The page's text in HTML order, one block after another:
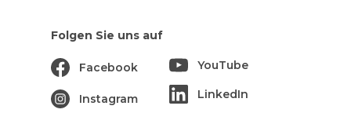
Folgen Sie uns auf
Facebook
Instagram
YouTube
LinkedIn